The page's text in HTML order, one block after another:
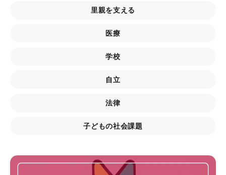
里親を支える
医療
学校
自立
法律
子どもの社会課題